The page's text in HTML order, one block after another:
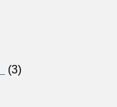
(3)